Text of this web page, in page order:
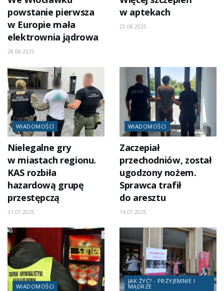
powstanie pierwsza
w Europie mała
elektrownia jądrowa
28.08.2025
w aptekach
25.08.2025
WIADOMOŚCI
Nielegalne gry
w miastach regionu.
KAS rozbiła
hazardową grupę
przestępczą
31.07.2025
WIADOMOŚCI
Zaczepiał
przechodniów, został
ugodzony nożem.
Sprawca trafił
do aresztu
14.07.2025
WIADOMOŚCI
JAK ŻYĆ? - PRZYJEMNIE I
MĄDRZE